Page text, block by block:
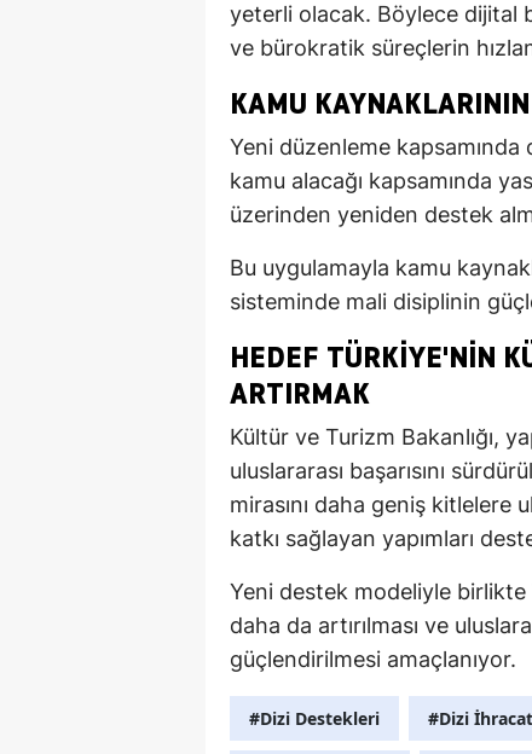
yeterli olacak. Böylece dijital
ve bürokratik süreçlerin
KAMU
Yeni düzenleme kapsamında
kamu alacağı kapsamında
üzerinden yeniden destek
Bu uygulamayla kamu
sisteminde mali disiplinin
HEDEF TÜRKIYE'NIN
ARTIRMAK
Kültür ve Turizm Bakanlığı,
uluslararası başarısını
mirasını daha geniş kitlelere
katkı sağlayan yapımları
Yeni destek modeliyle
daha da artırılması ve
güçlendirilmesi amaçlanıyor.
#Dizi Destekleri #Dizi